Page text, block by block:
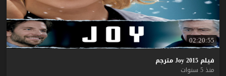
02:20:55
فيلم Joy 2015
مترجم
منذ 5 سنوات